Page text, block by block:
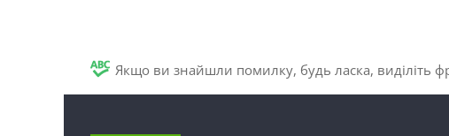
Якщо ви знайшли помилку, будь ласка, виділіть